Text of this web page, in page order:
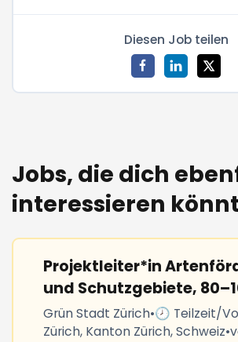
Diesen Job teilen
Jobs, die dich
interessieren
Projektleiter*in
und Schutzgebiete,
Grün Stadt Zürich•🕗 Teilzeit/
Zürich, Kanton Zürich, Schweiz•